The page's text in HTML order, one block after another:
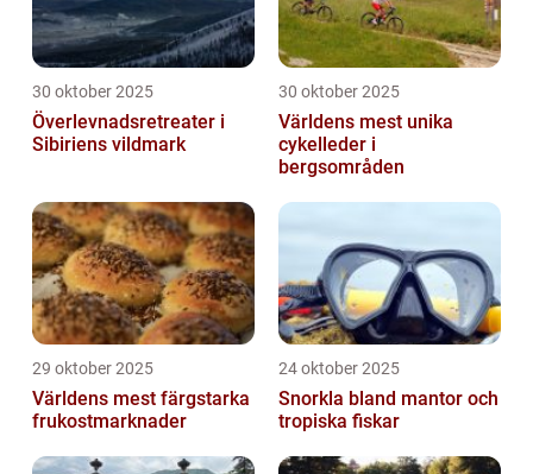
30 oktober 2025
Överlevnadsretreater i
Sibiriens vildmark
30 oktober 2025
Världens mest unika
cykelleder i
bergsområden
29 oktober 2025
Världens mest färgstarka
frukostmarknader
24 oktober 2025
Snorkla bland mantor och
tropiska fiskar